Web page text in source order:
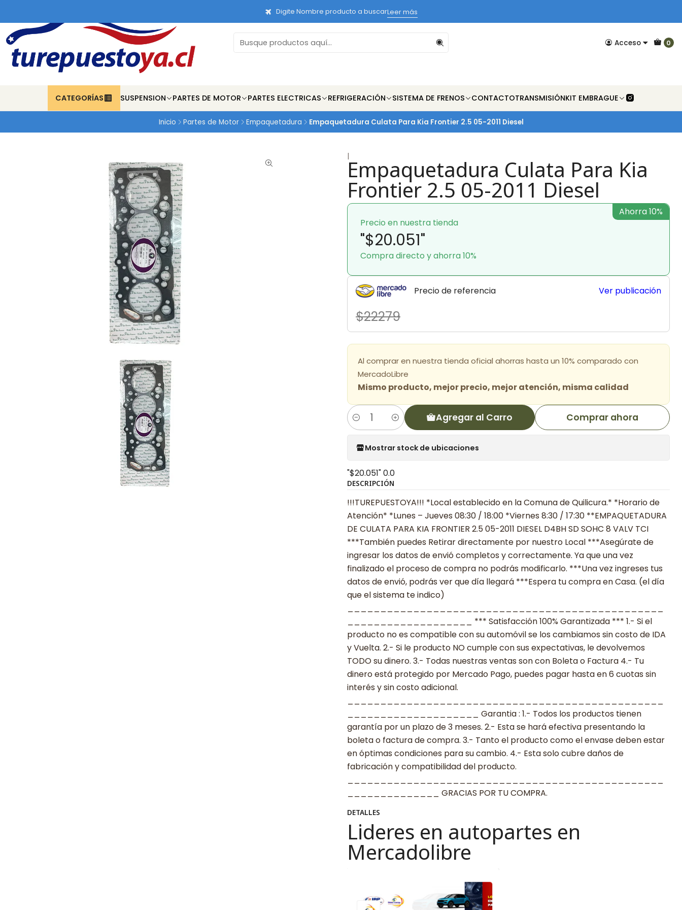
Acceso 0
CATEGORÍAS SUSPENSION PARTES DE MOTOR PARTES ELECTRICAS REFRIGERACIÓN SISTEMA DE FRENOS CONTACTOTRANSMISIÓNKIT EMBRAGUE
Digite Nombre producto a buscarLeer más
Inicio Partes de Motor Empaquetadura Empaquetadura Culata Para Kia Frontier 2.5 05-2011 Diesel
|Empaquetadura Culata Para Kia
Frontier 2.5 05-2011 Diesel
Precio en nuestra tienda
"$20.051"
Compra directo y ahorra 10%
Ahorra 10%
Precio de referencia
$22279
Ver publicación
Al comprar en nuestra tienda oficial ahorras hasta un 10% comparado con
MercadoLibre
Mismo producto, mejor precio, mejor atención, misma calidad
Cantidad Agregar al Carro Comprar ahora
Mostrar stock de ubicaciones
"$20.051"0.0
DESCRIPCIÓN
!!!TUREPUESTOYA!!! *Local establecido en la Comuna de Quilicura.* *Horario de
Atención* *Lunes – Jueves 08:30 / 18:00 *Viernes 8:30 / 17:30 **EMPAQUETADURA
DE CULATA PARA KIA FRONTIER 2.5 05-2011 DIESEL D4BH SD SOHC 8 VALV TCI
***También puedes Retirar directamente por nuestro Local ***Asegúrate de
ingresar los datos de envió completos y correctamente. Ya que una vez
finalizado el proceso de compra no podrás modificarlo. ***Una vez ingreses tus
datos de envió, podrás ver que día llegará ***Espera tu compra en Casa. (el día
que el sistema te indico)
___________________ *** Satisfacción 100% Garantizada *** 1.- Si el
producto no es compatible con su automóvil se los cambiamos sin costo de IDA
y Vuelta. 2.- Si le producto NO cumple con sus expectativas, le devolvemos
TODO su dinero. 3.- Todas nuestras ventas son con Boleta o Factura 4.- Tu
dinero está protegido por Mercado Pago, puedes pagar hasta en 6 cuotas sin
interés y sin costo adicional.
____________________ Garantia : 1.- Todos los productos tienen
garantía por un plazo de 3 meses. 2.- Esta se hará efectiva presentando la
boleta o factura de compra. 3.- Tanto el producto como el envase deben estar
en óptimas condiciones para su cambio. 4.- Esta solo cubre daños de
fabricación y compatibilidad del producto.
______________ GRACIAS POR TU COMPRA.
DETALLES
Lideres en autopartes en
Mercadolibre